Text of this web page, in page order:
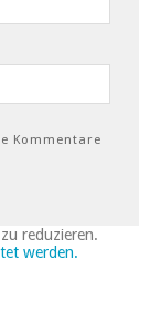
Kommentare
reduzieren.
werden.